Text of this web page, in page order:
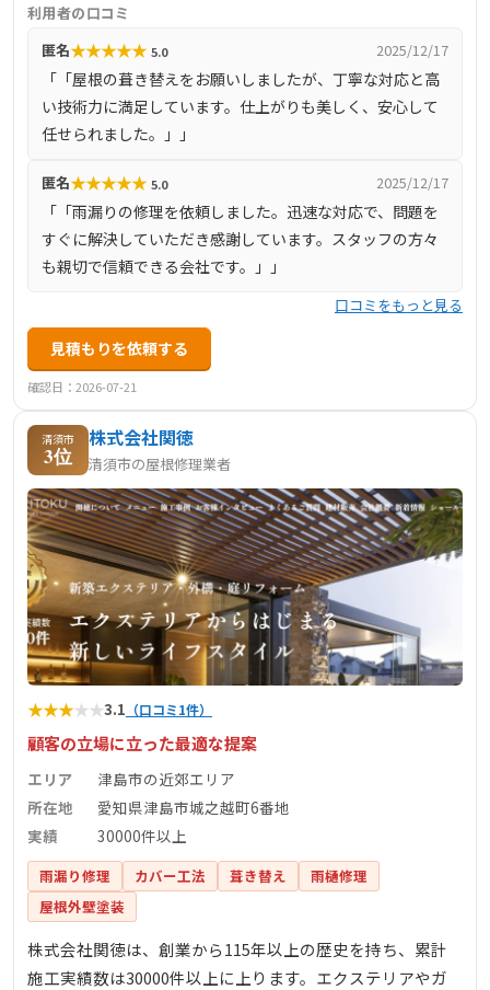
ーンを用いた現場調査や、工場での事前カットによる施工
効率の向上など、安全性と品質の両立を追求しています。
お客様からの信頼を第一に考え、地域に密着したサービス
を展開しています。
利用者の口コミ
匿名★★★★★ 5.0 2025/12/17
「「屋根の葺き替えをお願いしましたが、丁寧な対応と高
い技術力に満足しています。仕上がりも美しく、安心して
任せられました。」」
匿名★★★★★ 5.0 2025/12/17
「「雨漏りの修理を依頼しました。迅速な対応で、問題を
すぐに解決していただき感謝しています。スタッフの方々
も親切で信頼できる会社です。」」
口コミをもっと見る
見積もりを依頼する
確認日：2026-07-21
清須市
3位
株式会社関徳
清須市の屋根修理業者
★★★★★3.1 （口コミ1件）
顧客の立場に立った最適な提案
エリア
津島市の近郊エリア
所在地
愛知県津島市城之越町6番地
実績
30000件以上
雨漏り修理 カバー工法 葺き替え
雨樋修理
屋根外壁塗装
株式会社関徳は、創業から115年以上の歴史を持ち、累計
施工実績数は30000件以上に上ります。エクステリアやガ